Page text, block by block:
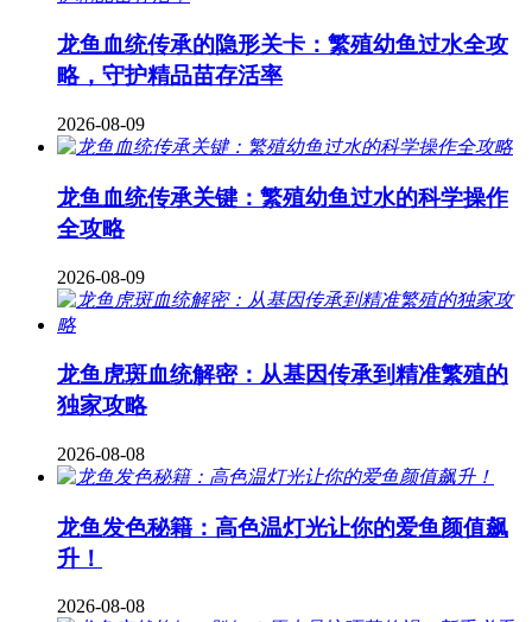
龙鱼血统传承的隐形关卡：繁殖幼鱼过水全攻
略，守护精品苗存活率
2026-08-09
龙鱼血统传承关键：繁殖幼鱼过水的科学操作
全攻略
2026-08-09
龙鱼虎斑血统解密：从基因传承到精准繁殖的
独家攻略
2026-08-08
龙鱼发色秘籍：高色温灯光让你的爱鱼颜值飙
升！
2026-08-08